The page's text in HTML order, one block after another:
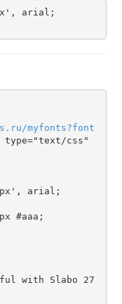
. ru/myfonts?font
css"
arial;
#aaa;